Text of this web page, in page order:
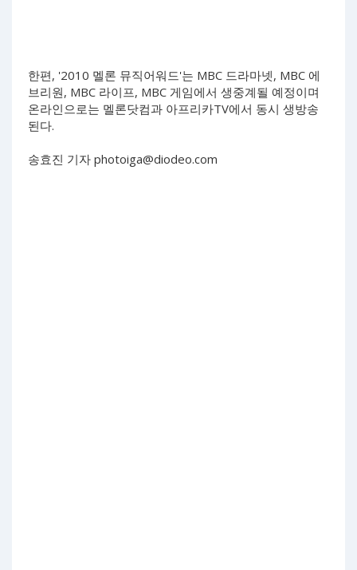
한편, '2010 멜론 뮤직어워드'는 MBC 드라마넷, MBC 에
브리원, MBC 라이프, MBC 게임에서 생중계될 예정이며
온라인으로는 멜론닷컴과 아프리카TV에서 동시 생방송
된다.
송효진 기자 photoiga@diodeo.com